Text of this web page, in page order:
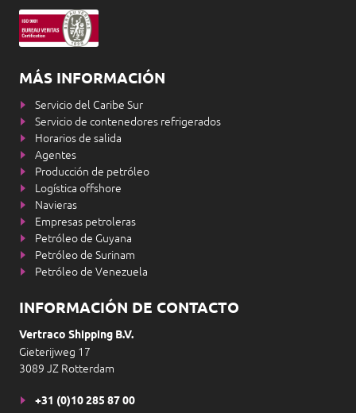
MÁS INFORMACIÓN
Servicio del Caribe Sur
Servicio de contenedores refrigerados
Horarios de salida
Agentes
Producción de petróleo
Logística offshore
Navieras
Empresas petroleras
Petróleo de Guyana
Petróleo de Surinam
Petróleo de Venezuela
INFORMACIÓN DE CONTACTO
Vertraco Shipping B.V.
Gieterijweg 17
3089 JZ Rotterdam
+31 (0)10 285 87 00